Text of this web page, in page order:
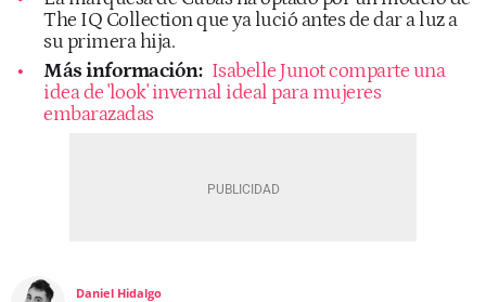
The IQ Collection que ya lució antes de dar a luz a
su primera hija.
Más información: Isabelle Junot comparte una
idea de 'look' invernal ideal para mujeres
embarazadas
Daniel Hidalgo